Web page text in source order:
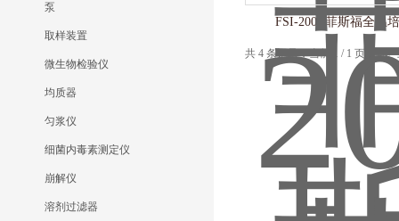
泵
取样装置
微生物检验仪
均质器
匀浆仪
细菌内毒素测定仪
崩解仪
溶剂过滤器
FSI-200B菲斯福全温
共 4 条记录，当前 1 / 1 页 首